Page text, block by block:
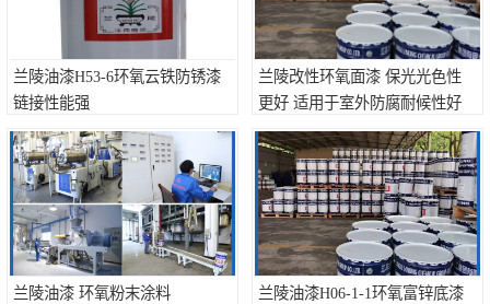
江苏兰陵 防腐 环氧防火涂料
兰陵油漆H53-6环氧云铁防锈漆
链接性能强
兰陵改性环氧面漆 保光光色性
更好 适用于室外防腐耐候性好
兰陵油漆 环氧粉末涂料
兰陵油漆H06-1-1环氧富锌底漆